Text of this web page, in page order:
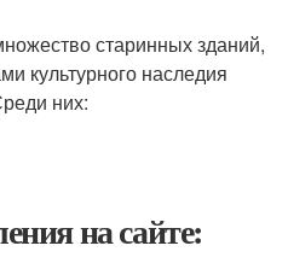
старинных зданий,
культурного наследия
них:
на сайте: